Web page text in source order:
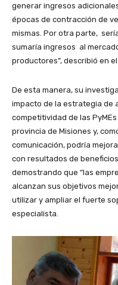
generar ingresos
épocas de contracción de
mismas. Por otra parte,
sumaría ingresos al
productores”, describió en
De esta manera, su
impacto de la estrategia de
competitividad de las
provincia de Misiones y,
comunicación, podría
con resultados de
demostrando que “las
alcanzan sus objetivos
utilizar y ampliar el fuerte
especialista.